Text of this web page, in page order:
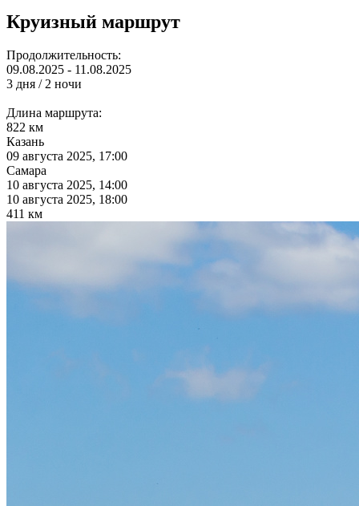
Круизный маршрут
Продолжительность:
09.08.2025 - 11.08.2025
3 дня / 2 ночи
Длина маршрута:
822 км
Казань
09 августа 2025, 17:00
Самара
10 августа 2025, 14:00
10 августа 2025, 18:00
411 км